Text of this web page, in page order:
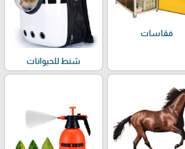
فقاسات
شنط للحيوانات